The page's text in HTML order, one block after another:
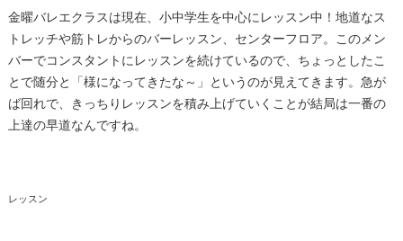
金曜バレエクラスは現在、小中学生を中心にレッスン中！地道なス
トレッチや筋トレからのバーレッスン、センターフロア。このメン
バーでコンスタントにレッスンを続けているので、ちょっとしたこ
とで随分と「様になってきたな～」というのが見えてきます。急が
ば回れで、きっちりレッスンを積み上げていくことが結局は一番の
上達の早道なんですね。
レッスン